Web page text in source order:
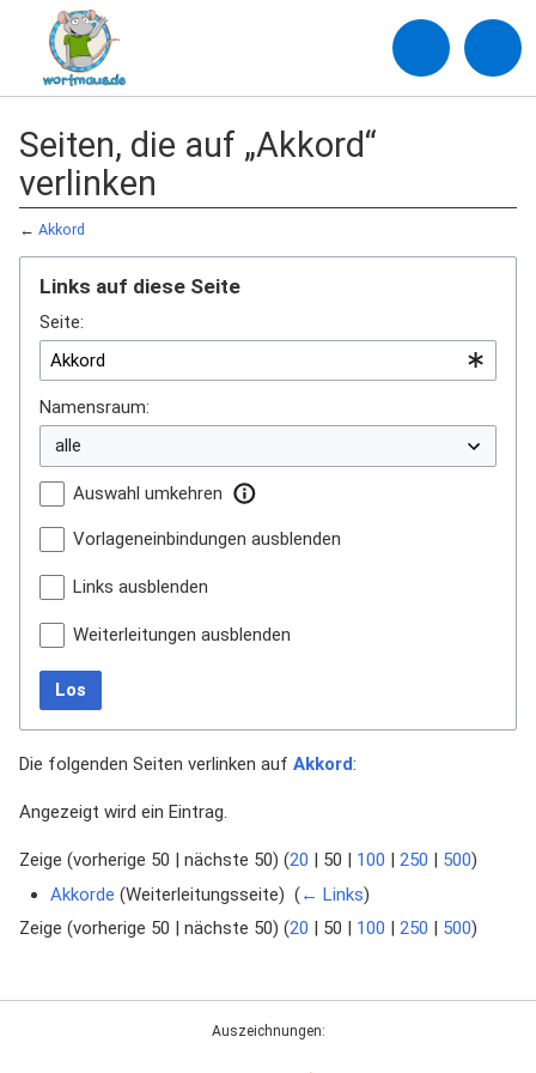
Seiten, die auf „Akkord“
verlinken
← Akkord
Links auf diese Seite
Seite:
Namensraum:
Auswahl umkehren
Vorlageneinbindungen ausblenden
Links ausblenden
Weiterleitungen ausblenden
Los
Die folgenden Seiten verlinken auf Akkord:
Angezeigt wird ein Eintrag.
Zeige (vorherige 50 nächste 50) (20 50 100 250 500)
Akkorde (Weiterleitungsseite) ‎ (← Links)
Zeige (vorherige 50 | nächste 50) (20 | 50 | 100 | 250 | 500)
Auszeichnungen: